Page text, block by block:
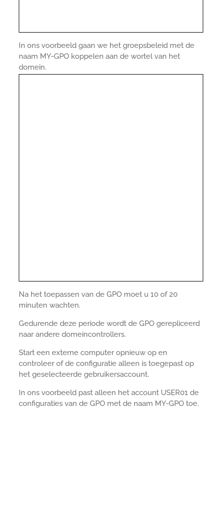
In ons voorbeeld gaan we het groepsbeleid met de
naam MY-GPO koppelen aan de wortel van het
domein.
Na het toepassen van de GPO moet u 10 of 20
minuten wachten.
Gedurende deze periode wordt de GPO gerepliceerd
naar andere domeincontrollers.
Start een externe computer opnieuw op en
controleer of de configuratie alleen is toegepast op
het geselecteerde gebruikersaccount.
In ons voorbeeld past alleen het account USER01 de
configuraties van de GPO met de naam MY-GPO toe.